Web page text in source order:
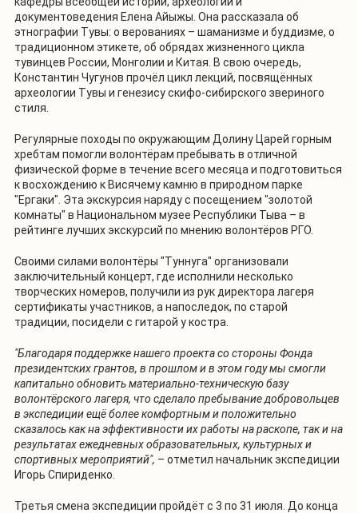
документоведения Елена Айыжы. Она рассказала об
этнографии Тувы: о верованиях – шаманизме и буддизме, о
традиционном этикете, об обрядах жизненного цикла
тувинцев России, Монголии и Китая. В свою очередь,
Константин Чугунов прочёл цикл лекций, посвящённых
археологии Тувы и генезису скифо-сибирского звериного
стиля.
Регулярные походы по окружающим Долину Царей горным
хребтам помогли волонтёрам пребывать в отличной
физической форме в течение всего месяца и подготовиться
к восхождению к Висячему камню в природном парке
"Ергаки". Эта экскурсия наряду с посещением "золотой
комнаты" в Национальном музее Республики Тыва – в
рейтинге лучших экскурсий по мнению волонтёров РГО.
Своими силами волонтёры "Туннуга" организовали
заключительный концерт, где исполнили несколько
творческих номеров, получили из рук директора лагеря
сертификаты участников, а напоследок, по старой
традиции, посидели с гитарой у костра.
"Благодаря поддержке нашего проекта со стороны Фонда
президентских грантов, в прошлом и в этом году мы смогли
капитально обновить материально-техническую базу
волонтёрского лагеря, что сделало пребывание добровольцев
в экспедиции ещё более комфортным и положительно
сказалось как на эффективности их работы на раскопе, так и на
результатах ежедневных образовательных, культурных и
спортивных мероприятий", – отметил начальник экспедиции
Игорь Спириденко.
Третья смена экспедиции пройдёт с 3 по 31 июля. До конца